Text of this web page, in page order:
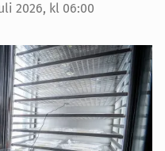
2026, kl 06:00